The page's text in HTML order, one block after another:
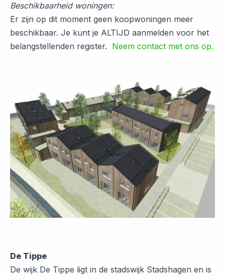
Beschikbaarheid woningen:
Er zijn op dit moment geen koopwoningen meer
beschikbaar. Je kunt je ALTIJD aanmelden voor het
belangstellenden register. Neem contact met ons op.
De Tippe
De wijk De Tippe ligt in de stadswijk Stadshagen en is